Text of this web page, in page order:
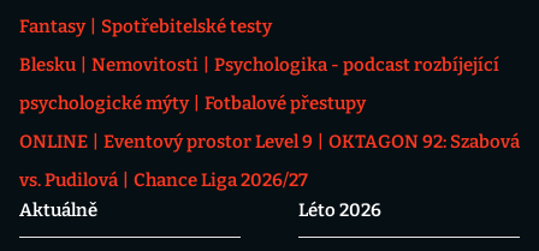
Fantasy
Spotřebitelské testy
Blesku
Nemovitosti
Psychologika - podcast rozbíjející
psychologické mýty
Fotbalové přestupy
ONLINE
Eventový prostor Level 9
OKTAGON 92: Szabová
vs. Pudilová
Chance Liga 2026/27
Aktuálně
Léto 2026